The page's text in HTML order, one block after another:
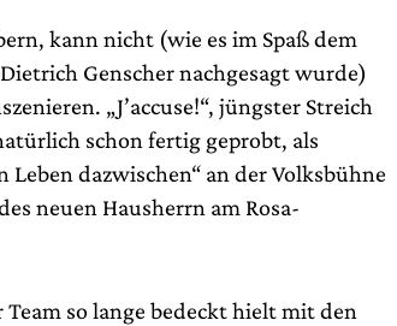
kann nicht (wie es im Spaß dem
Genscher nachgesagt wurde)
„J’accuse!“, jüngster Streich
schon fertig geprobt, als
dazwischen“ an der Volksbühne
neuen Hausherrn am Rosa-
so lange bedeckt hielt mit den